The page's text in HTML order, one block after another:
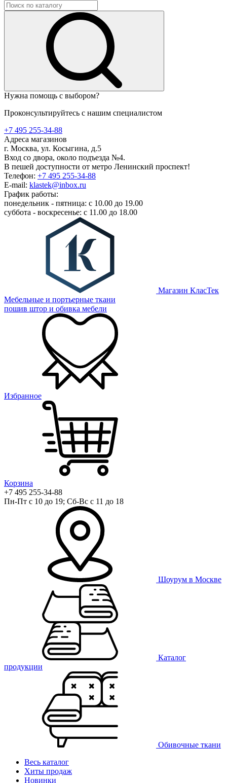
Нужна помощь с выбором?
Проконсультируйтесь с нашим специалистом
+7 495 255-34-88
Адреса магазинов
г. Москва, ул. Косыгина, д.5
Вход со двора, около подъезда №4.
В пешей доступности от метро Ленинский проспект!
Телефон: +7 495 255-34-88
E-mail: klastek@inbox.ru
График работы:
понедельник - пятница: с 10.00 до 19.00
суббота - воскресенье: с 11.00 до 18.00
Магазин КласТек
Мебельные и портьерные ткани
пошив штор и обивка мебели
Избранное
Корзина
+7 495 255-34-88
Пн-Пт с 10 до 19; Сб-Вс с 11 до 18
Шоурум в Москве
Каталог
продукции
Обивочные ткани
Весь каталог
Хиты продаж
Новинки